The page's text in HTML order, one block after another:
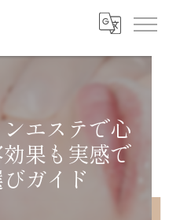
エステで心
果も実感で
ガイド